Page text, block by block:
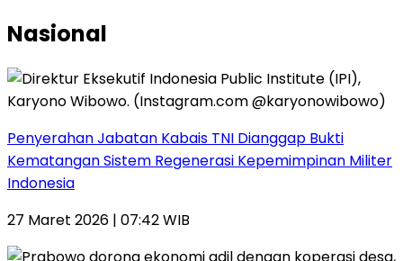
Nasional
Penyerahan Jabatan Kabais TNI Dianggap Bukti
Kematangan Sistem Regenerasi Kepemimpinan Militer
Indonesia
27 Maret 2026 | 07:42 WIB